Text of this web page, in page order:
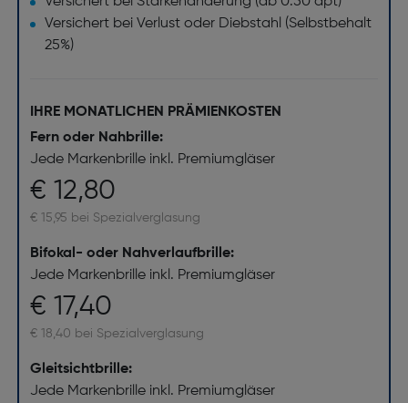
Versichert bei Verlust oder Diebstahl (Selbstbehalt
25%)
IHRE MONATLICHEN PRÄMIENKOSTEN
Fern oder Nahbrille:
Jede Markenbrille inkl. Premiumgläser
€ 12,80
€ 15,95 bei Spezialverglasung
Bifokal- oder Nahverlaufbrille:
Jede Markenbrille inkl. Premiumgläser
€ 17,40
€ 18,40 bei Spezialverglasung
Gleitsichtbrille:
Jede Markenbrille inkl. Premiumgläser